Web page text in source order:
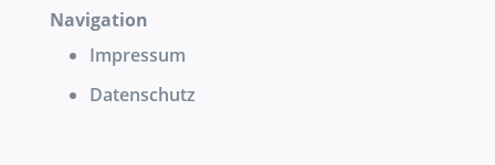
Navigation
Impressum
Datenschutz